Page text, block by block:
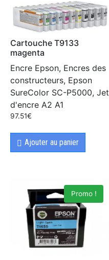
Cartouche T9133
magenta
Encre Epson, Encres des
constructeurs, Epson
SureColor SC-P5000, Jet
d'encre A2 A1
97.51€
Ajouter au panier
Promo !